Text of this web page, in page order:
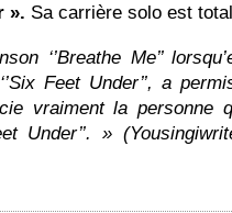
». Sa carrière solo est
‘’Breathe Me’’
Feet Under’’, a
vraiment la personne
Under’’. »